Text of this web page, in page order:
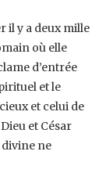
il y a deux mille
où elle
d’entrée
et le
et celui de
et César
divine ne